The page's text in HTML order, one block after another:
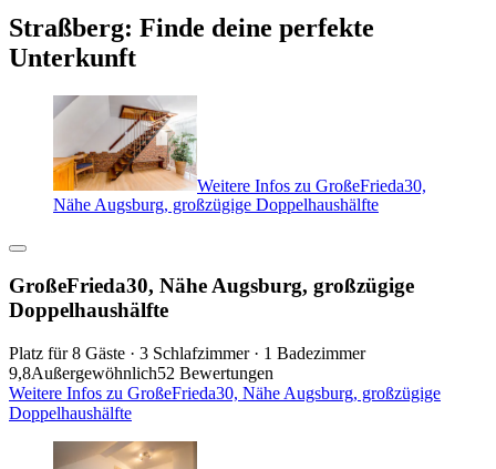
Straßberg: Finde deine perfekte
Unterkunft
Weitere Infos zu GroßeFrieda30,
Nähe Augsburg, großzügige Doppelhaushälfte
GroßeFrieda30, Nähe Augsburg, großzügige
Doppelhaushälfte
Platz für 8 Gäste · 3 Schlafzimmer · 1 Badezimmer
9,8Außergewöhnlich52 Bewertungen
Weitere Infos zu GroßeFrieda30, Nähe Augsburg, großzügige
Doppelhaushälfte